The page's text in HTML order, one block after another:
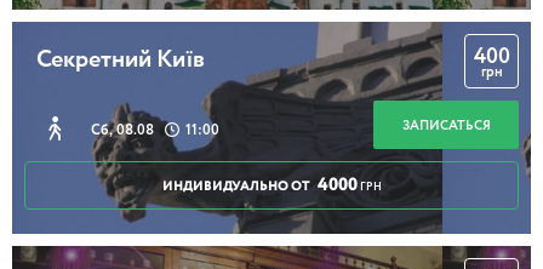
Секретний Київ
Сб, 08.08 11:00
400
грн
ЗАПИСАТЬСЯ
ИНДИВИДУАЛЬНО ОТ 4000 ГРН